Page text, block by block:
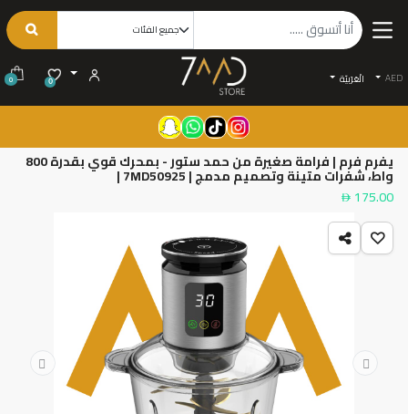
AED الْعَرَبيّة 0
0
يفرم فرم | فرامة صغيرة من حمد ستور - بمحرك قوي بقدرة 800
واط، شفرات متينة وتصميم مدمج | 7MD50925 |
175.00